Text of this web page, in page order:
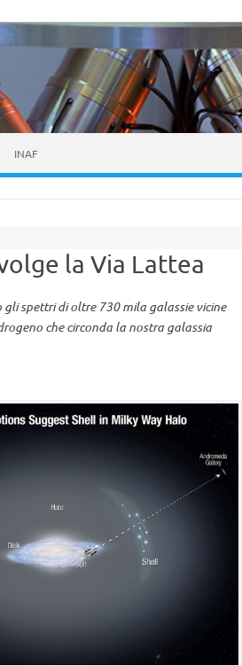
INAF
la Via Lattea
spettri di oltre 730 mila galassie vicine
che circonda la nostra galassia